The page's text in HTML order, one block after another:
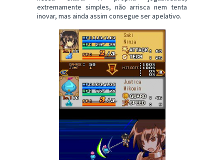
extremamente simples, não arrisca nem tenta
inovar, mas ainda assim consegue ser apelativo.